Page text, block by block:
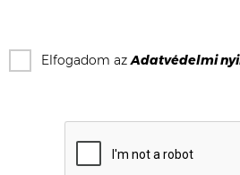
Elfogadom azAdatvédelmi